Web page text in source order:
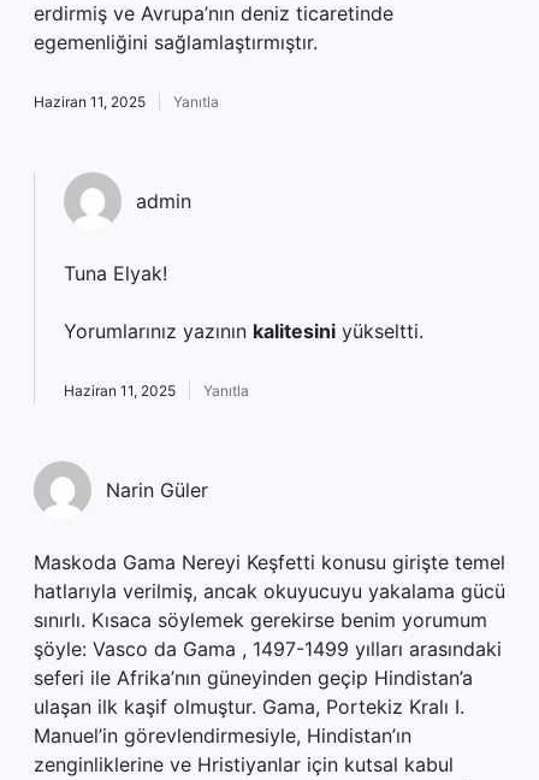
erdirmiş ve Avrupa’nın deniz ticaretinde
egemenliğini sağlamlaştırmıştır.
Haziran 11, 2025 Yanıtla
admin
Tuna Elyak!
Yorumlarınız yazının kalitesini yükseltti.
Haziran 11, 2025 Yanıtla
Narin Güler
Maskoda Gama Nereyi Keşfetti konusu girişte temel
hatlarıyla verilmiş, ancak okuyucuyu yakalama gücü
sınırlı. Kısaca söylemek gerekirse benim yorumum
şöyle: Vasco da Gama , 1497-1499 yılları arasındaki
seferi ile Afrika’nın güneyinden geçip Hindistan’a
ulaşan ilk kaşif olmuştur. Gama, Portekiz Kralı I.
Manuel’in görevlendirmesiyle, Hindistan’ın
zenginliklerine ve Hristiyanlar için kutsal kabul